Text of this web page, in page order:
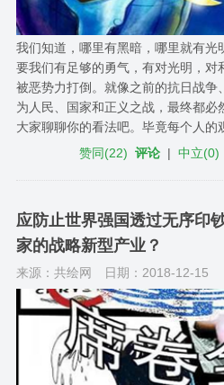
我们知道，哪里有黑暗，哪里就有光
要我们有足够的勇气，有对光明，对
被恶势力打倒。就像之前的抗日战争
为人民、国家和正义之战，最终都必
大家聊聊你的看法吧。毕竟每个人
赞同(22) 评论 |中立(0)
应防止世界强国透过无序印
家的战略新型产业？
来源：共绘网 日期：2018-12-15